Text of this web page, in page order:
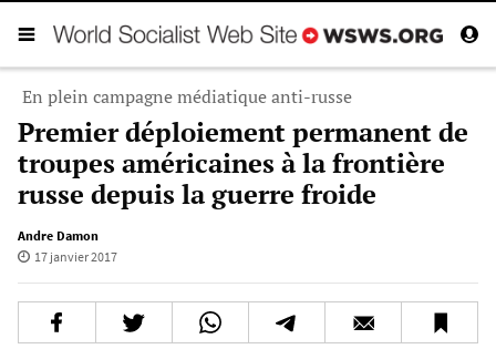
En plein campagne médiatique anti-russe
Premier déploiement permanent de
troupes américaines à la frontière
russe depuis la guerre froide
Andre Damon
17 janvier 2017